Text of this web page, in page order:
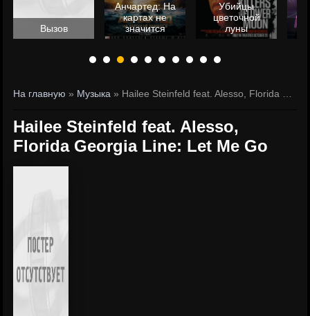
Вызов
Анчартед: На
картах не
значится
Убийцы
цветочной
луны
На главную » Музыка » Hailee Steinfeld feat. Alesso, Florida Georgia Line: Let Me Go
Hailee Steinfeld feat. Alesso,
Florida Georgia Line: Let Me Go